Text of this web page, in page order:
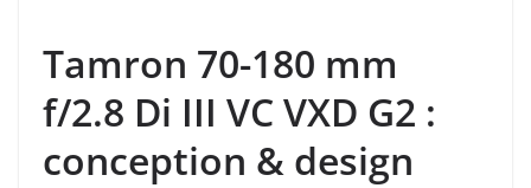
Tamron 70-180 mm
f/2.8 Di III VC VXD G2 :
conception & design